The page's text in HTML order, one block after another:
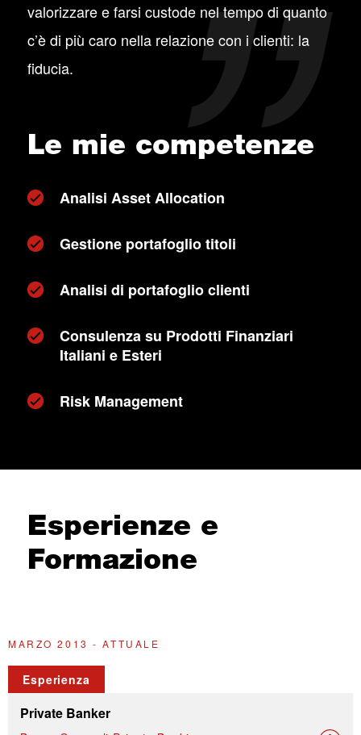
valorizzare e farsi custode nel tempo di quanto
c’è di più caro nella relazione con i clienti: la
fiducia.
Le mie competenze
Analisi Asset Allocation
Gestione portafoglio titoli
Analisi di portafoglio clienti
Consulenza su Prodotti Finanziari
Italiani e Esteri
Risk Management
Esperienze e
Formazione
MARZO 2013 - ATTUALE
Esperienza
Private Banker